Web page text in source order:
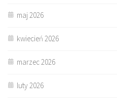
maj 2026
kwiecień 2026
marzec 2026
luty 2026